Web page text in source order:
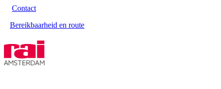
Contact
Bereikbaarheid en route